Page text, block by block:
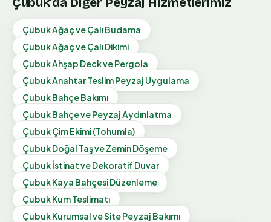
ÇubukAğaç ve Çalı Budama
ÇubukAğaç ve Çalı Dikimi
ÇubukAhşap Deck ve Pergola
ÇubukAnahtar Teslim Peyzaj Uygulama
ÇubukBahçe Bakımı
ÇubukBahçe ve Peyzaj Aydınlatma
ÇubukÇim Ekimi (Tohumla)
ÇubukDoğal Taş ve Zemin Döşeme
Çubukİstinat ve Dekoratif Duvar
ÇubukKaya Bahçesi Düzenleme
ÇubukKum Teslimatı
ÇubukKurumsal ve Site Peyzaj Bakımı